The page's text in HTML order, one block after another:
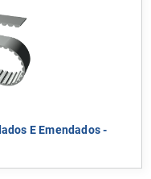
E Emendados -